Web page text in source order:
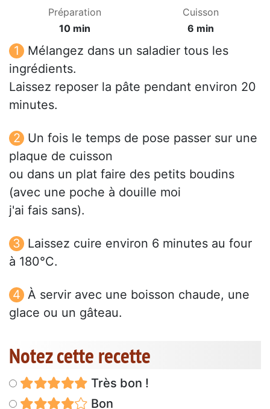
Préparation
10 min
Cuisson
6 min
Mélangez dans un saladier tous les
ingrédients.
Laissez reposer la pâte pendant environ 20
minutes.
Un fois le temps de pose passer sur une
plaque de cuisson
ou dans un plat faire des petits boudins
(avec une poche à douille moi
j'ai fais sans).
Laissez cuire environ 6 minutes au four
à 180°C.
À servir avec une boisson chaude, une
glace ou un gâteau.
Notez cette recette
Très bon !
Bon